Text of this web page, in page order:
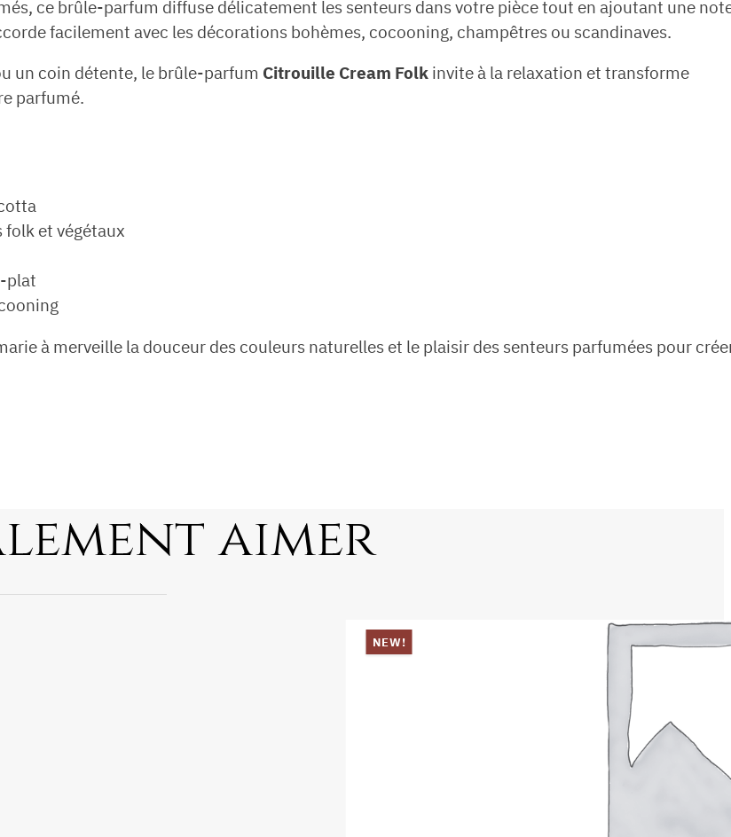
ce brûle-parfum diffuse délicatement les senteurs dans votre pièce tout en ajoutant une
facilement avec les décorations bohèmes, cocooning, champêtres ou scandinaves.
un coin détente, le brûle-parfum Citrouille Cream Folkinvite à la relaxation et transforme
parfumé.
et végétaux
plat
à merveille la douceur des couleurs naturelles et le plaisir des senteurs parfumées pour
aimer
NEW!